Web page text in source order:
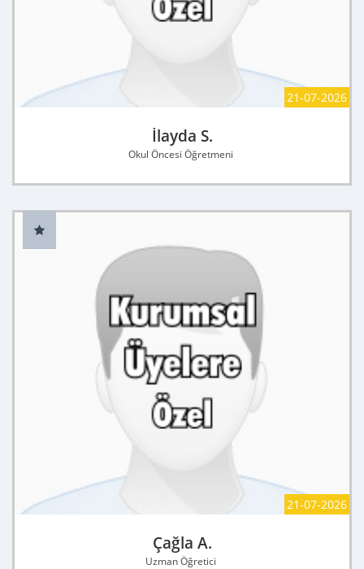
21-07-2026
İlayda S.
Okul Öncesi Öğretmeni
21-07-2026
Çağla A.
Uzman Öğretici